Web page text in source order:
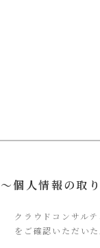
～個人情報の取
クラウドコンサル
をご確認いただい